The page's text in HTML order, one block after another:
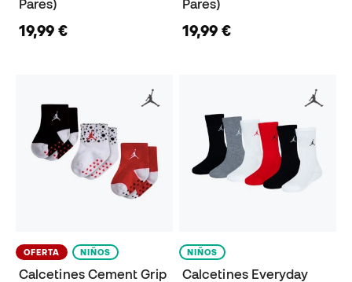
Pares)
19,99 €
Pares)
19,99 €
OFERTA NIÑOS
Calcetines Cement Grip
NIÑOS
Calcetines Everyday